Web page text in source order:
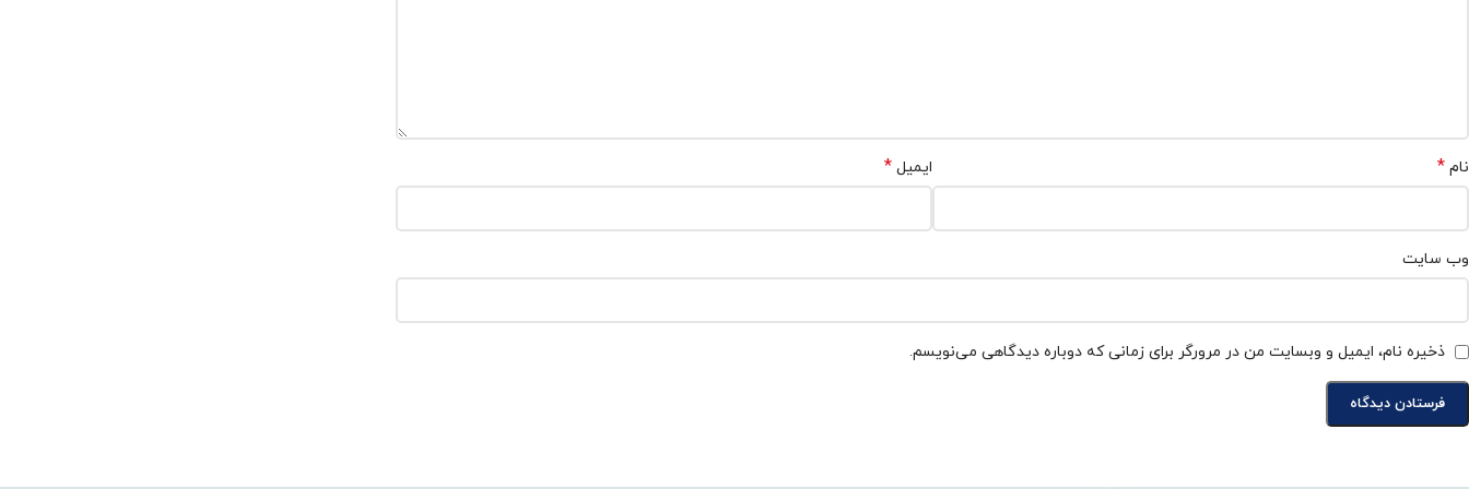
نام * ایمیل*
وب‌ سایت
ذخیره نام، ایمیل و وبسایت من در مرورگر برای زمانی که دوباره دیدگاهی می‌نویسم.